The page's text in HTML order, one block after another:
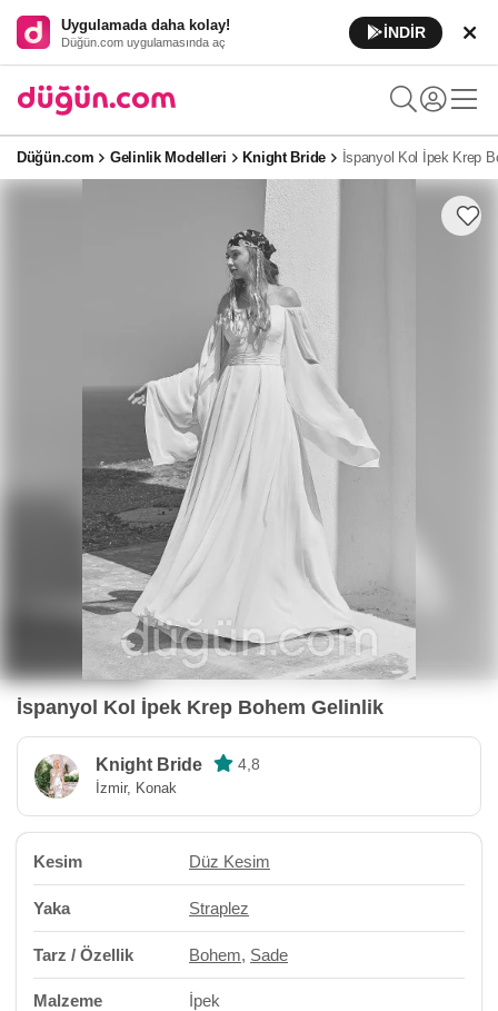
Uygulamada daha kolay!
Düğün.com uygulamasında aç
İNDİR
Düğün.com Gelinlik Modelleri Knight Bride İspanyol Kol İpek Krep
İspanyol Kol İpek Krep Bohem Gelinlik
Knight Bride 4,8
İzmir, Konak
Kesim Düz Kesim
Yaka Straplez
Tarz / Özellik Bohem, Sade
Malzeme İpek